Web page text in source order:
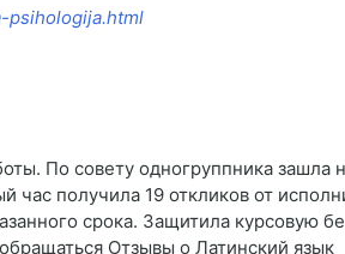
psihologija.html
По совету одногруппника зашла
получила 19 откликов от
срока. Защитила курсовую
Отзывы о Латинский язык